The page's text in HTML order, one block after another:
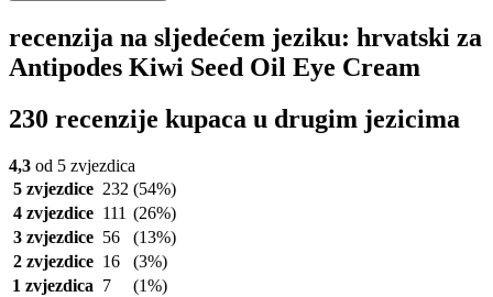
recenzija na sljedećem jeziku: hrvatski za
Antipodes Kiwi Seed Oil Eye Cream
230 recenzije kupaca u drugim jezicima
4,3 od 5 zvjezdica
5 zvjezdice 232 (54%)
4 zvjezdice 111 (26%)
3 zvjezdice 56
(13%)
2 zvjezdice 16
(3%)
1 zvjezdica 7 (1%)